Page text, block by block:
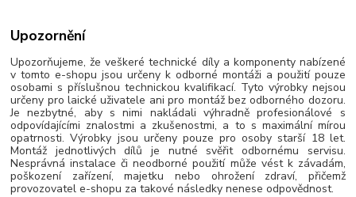
Upozornění
Upozorňujeme, že veškeré technické díly a komponenty nabízené
v tomto e-shopu jsou určeny k odborné montáži a použití pouze
osobami s příslušnou technickou kvalifikací. Tyto výrobky nejsou
určeny pro laické uživatele ani pro montáž bez odborného dozoru.
Je nezbytné, aby s nimi nakládali výhradně profesionálové s
odpovídajícími znalostmi a zkušenostmi, a to s maximální mírou
opatrnosti. Výrobky jsou určeny pouze pro osoby starší 18 let.
Montáž jednotlivých dílů je nutné svěřit odbornému servisu.
Nesprávná instalace či neodborné použití může vést k závadám,
poškození zařízení, majetku nebo ohrožení zdraví, přičemž
provozovatel e-shopu za takové následky nenese odpovědnost.